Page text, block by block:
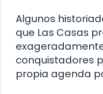
Algunos
que Las Casas
conquistadores
propia agenda